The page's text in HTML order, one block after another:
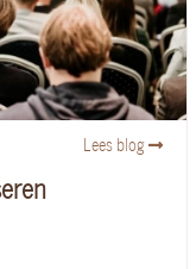
Lees blog